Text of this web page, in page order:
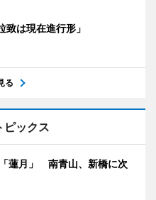
致は現在進行形」
る
ピックス
蓮月」 南青山、新橋に次